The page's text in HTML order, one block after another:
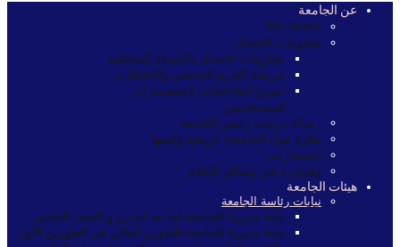
عن الجامعة
SPA Oran2
معلومات الاتصال
معلومات الاتصال بالأقسام المختلفة
خريطة الحرم الجامعي والاتجاهات
نموذج الملاحظات لاستفسارات
المستخدمين
رسالة ترحيب رئيس الجامعة
نظرة حول الجامعة، تاريخها وقيمها
إستشارات
وهران 2 في وسائل الإعلام
هيئات الجامعة
نيابات رئاسة الجامعة
نيابة مديرية الجامعة لما بعد التدرج و البحث العلمي
نيابة مديرية الجامعة للتكوين العالي في الطورين الأول